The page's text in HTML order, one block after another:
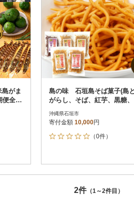
い
発送種別
通常
冷蔵便
冷凍便
結果を見る（
寄付
寄付
島がま
便全12
島の味 石垣島そば菓子(島
がらし、そば、紅芋、黒糖
ーチ)5種類セット
沖縄県石垣市
寄付金額 10,000円
（0件）
2件（1～2件目）